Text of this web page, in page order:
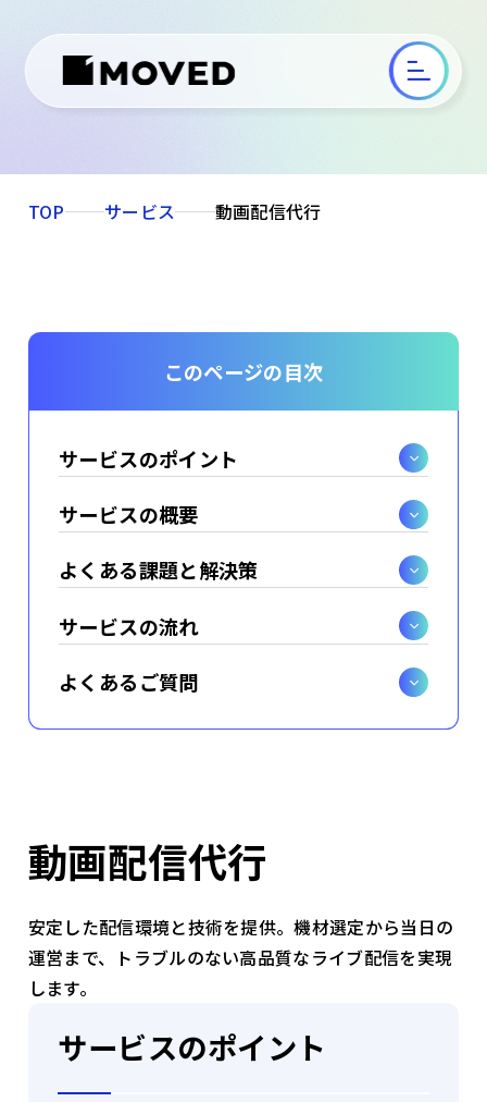
TOP サービス 動画配信代行
このページの目次
サービスのポイント
サービスの概要
よくある課題と解決策
サービスの流れ
よくあるご質問
動画配信代行
安定した配信環境と技術を提供。機材選定から当日の
運営まで、トラブルのない高品質なライブ配信を実現
します。
サービスのポイント